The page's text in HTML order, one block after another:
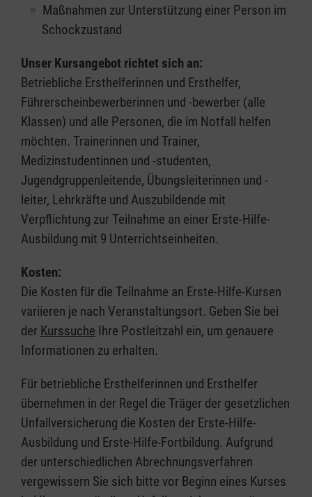
Maßnahmen zur Unterstützung einer Person im
Schockzustand
Unser Kursangebot richtet sich an:
Betriebliche Ersthelferinnen und Ersthelfer,
Führerscheinbewerberinnen und -bewerber (alle
Klassen) und alle Personen, die im Notfall helfen
möchten. Trainerinnen und Trainer,
Medizinstudentinnen und -studenten,
Jugendgruppenleitende, Übungsleiterinnen und -
leiter, Lehrkräfte und Auszubildende mit
Verpflichtung zur Teilnahme an einer Erste-Hilfe-
Ausbildung mit 9 Unterrichtseinheiten.
Kosten:
Die Kosten für die Teilnahme an Erste-Hilfe-Kursen
variieren je nach Veranstaltungsort. Geben Sie bei
der Kurssuche Ihre Postleitzahl ein, um genauere
Informationen zu erhalten.
Für betriebliche Ersthelferinnen und Ersthelfer
übernehmen in der Regel die Träger der gesetzlichen
Unfallversicherung die Kosten der Erste-Hilfe-
Ausbildung und Erste-Hilfe-Fortbildung. Aufgrund
der unterschiedlichen Abrechnungsverfahren
vergewissern Sie sich bitte vor Beginn eines Kurses